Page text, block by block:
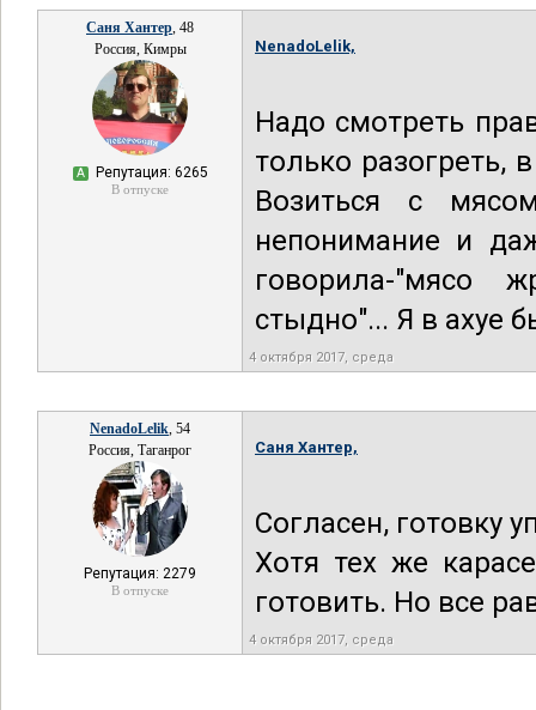
Саня Хантер, 48
Россия, Кимры
А Репутация: 6265
В отпуске
NenadoLelik,
Надо смотреть
только разогреть,
Возиться с
непонимание и
говорила-"мясо
стыдно"... Я в ахуе
4 октября 2017, среда
NenadoLelik, 54
Россия, Таганрог
Репутация: 2279
В отпуске
Саня Хантер,
Согласен, готовку
Хотя тех же
готовить. Но все
4 октября 2017, среда